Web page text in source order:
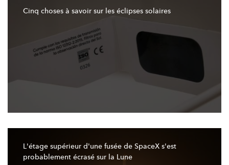
Cinq choses à savoir sur les éclipses solaires
L'étage supérieur d'une fusée de SpaceX s'est
probablement écrasé sur la Lune